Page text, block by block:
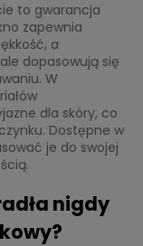
to gwarancja
zapewnia
a
dopasowują się
W
dla skóry, co
Dostępne w
je do swojej
nigdy